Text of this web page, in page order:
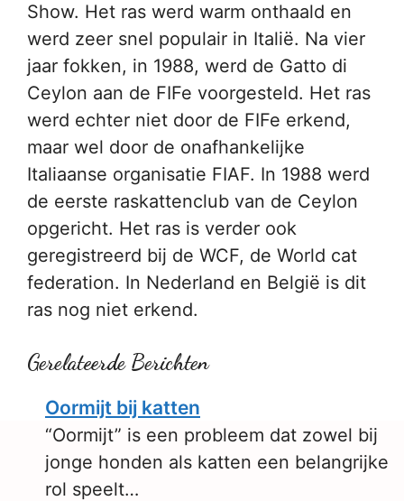
Show. Het ras werd warm onthaald en
werd zeer snel populair in Italië. Na vier
jaar fokken, in 1988, werd de Gatto di
Ceylon aan de FIFe voorgesteld. Het ras
werd echter niet door de FIFe erkend,
maar wel door de onafhankelijke
Italiaanse organisatie FIAF. In 1988 werd
de eerste raskattenclub van de Ceylon
opgericht. Het ras is verder ook
geregistreerd bij de WCF, de World cat
federation. In Nederland en België is dit
ras nog niet erkend.
Gerelateerde Berichten
Oormijt bij katten
“Oormijt” is een probleem dat zowel bij
jonge honden als katten een belangrijke
rol speelt…